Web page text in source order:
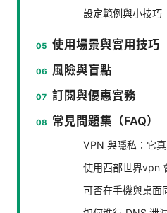
設定範例與小技巧
使用場景與實用技巧
風險與盲點
訂閱與優惠實務
常見問題集（FAQ）
VPN 與隱私：它
使用西部世界vpn
可否在手機與桌面